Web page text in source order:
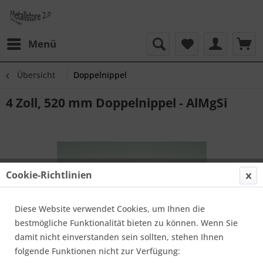
Menü
Übersicht Doppelnippel
4 Zoll, 520 mm Doppelnippel - AlMgSi
Cookie-Richtlinien
Diese Website verwendet Cookies, um Ihnen die
bestmögliche Funktionalität bieten zu können. Wenn Sie
damit nicht einverstanden sein sollten, stehen Ihnen
folgende Funktionen nicht zur Verfügung: